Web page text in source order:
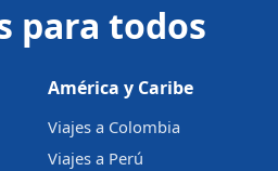
para todos
América y Caribe
Viajes a Colombia
Viajes a Perú